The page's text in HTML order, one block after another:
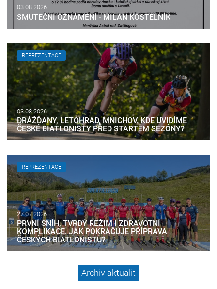
03.08.2026
SMUTEČNÍ OZNÁMENÍ - MILAN KOSTELNÍK
03.08.2026
DRÁŽĎANY, LETOHRAD, MNICHOV. KDE UVIDÍME
ČESKÉ BIATLONISTY PŘED STARTEM SEZÓNY?
REPREZENTACE
27.07.2026
PRVNÍ SNÍH, TVRDÝ REŽIM I ZDRAVOTNÍ
KOMPLIKACE. JAK POKRAČUJE PŘÍPRAVA
ČESKÝCH BIATLONISTŮ?
REPREZENTACE
Archiv aktualit